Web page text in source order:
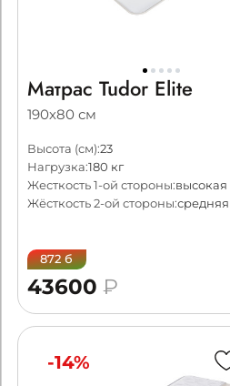
Матрас Tudor Elite
190х80 см
Высота (см):23
Нагрузка:180 кг
Жесткость 1-ой стороны:высокая
Жёсткость 2-ой стороны:средняя
872 б
43600 ₽
-14%